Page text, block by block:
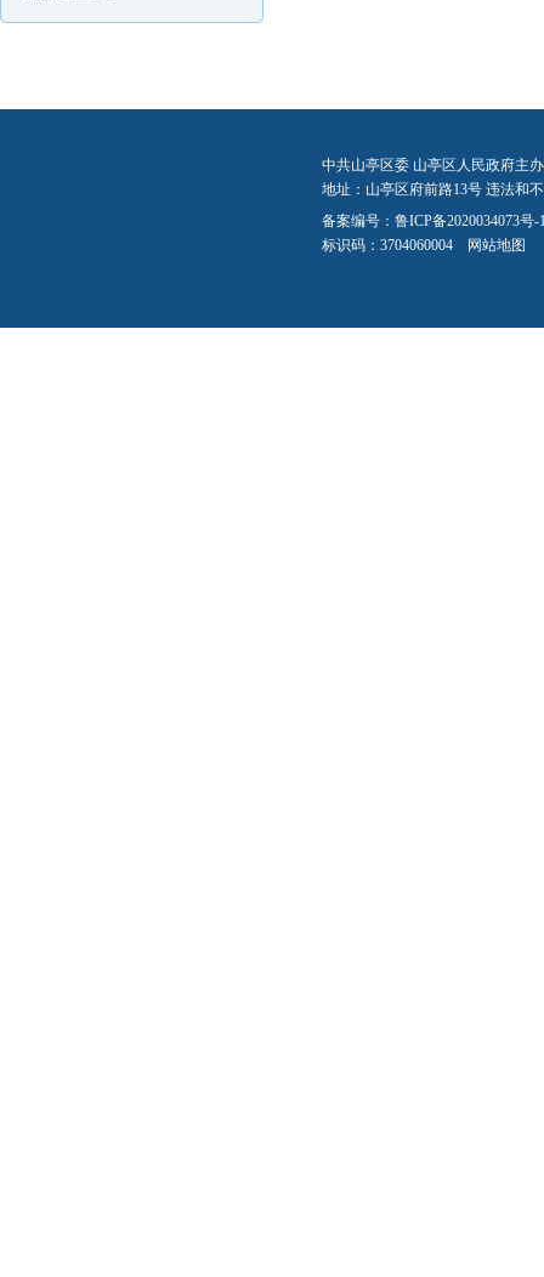
中共山亭区委 山亭区人民政府主
地址：山亭区府前路13号 违法和
备案编号： 鲁ICP备2020034073号-
标识码：3704060004 网站地图